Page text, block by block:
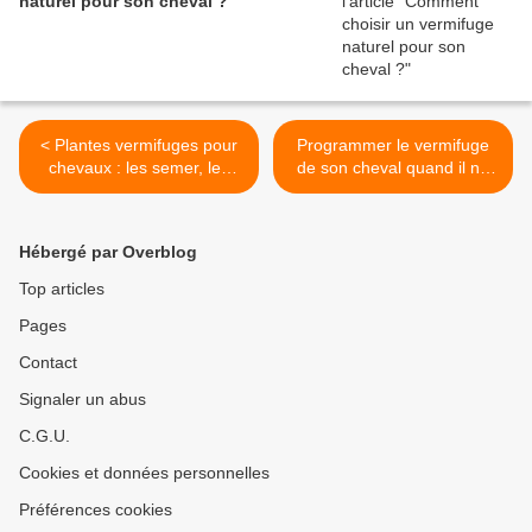
< Plantes vermifuges pour
chevaux : les semer, les
installer, les favoriser... une
Programmer le vermifuge
de son cheval quand il ne
gèle pas >
Hébergé par Overblog
Top articles
Pages
Contact
Signaler un abus
C.G.U.
Cookies et données personnelles
Préférences cookies